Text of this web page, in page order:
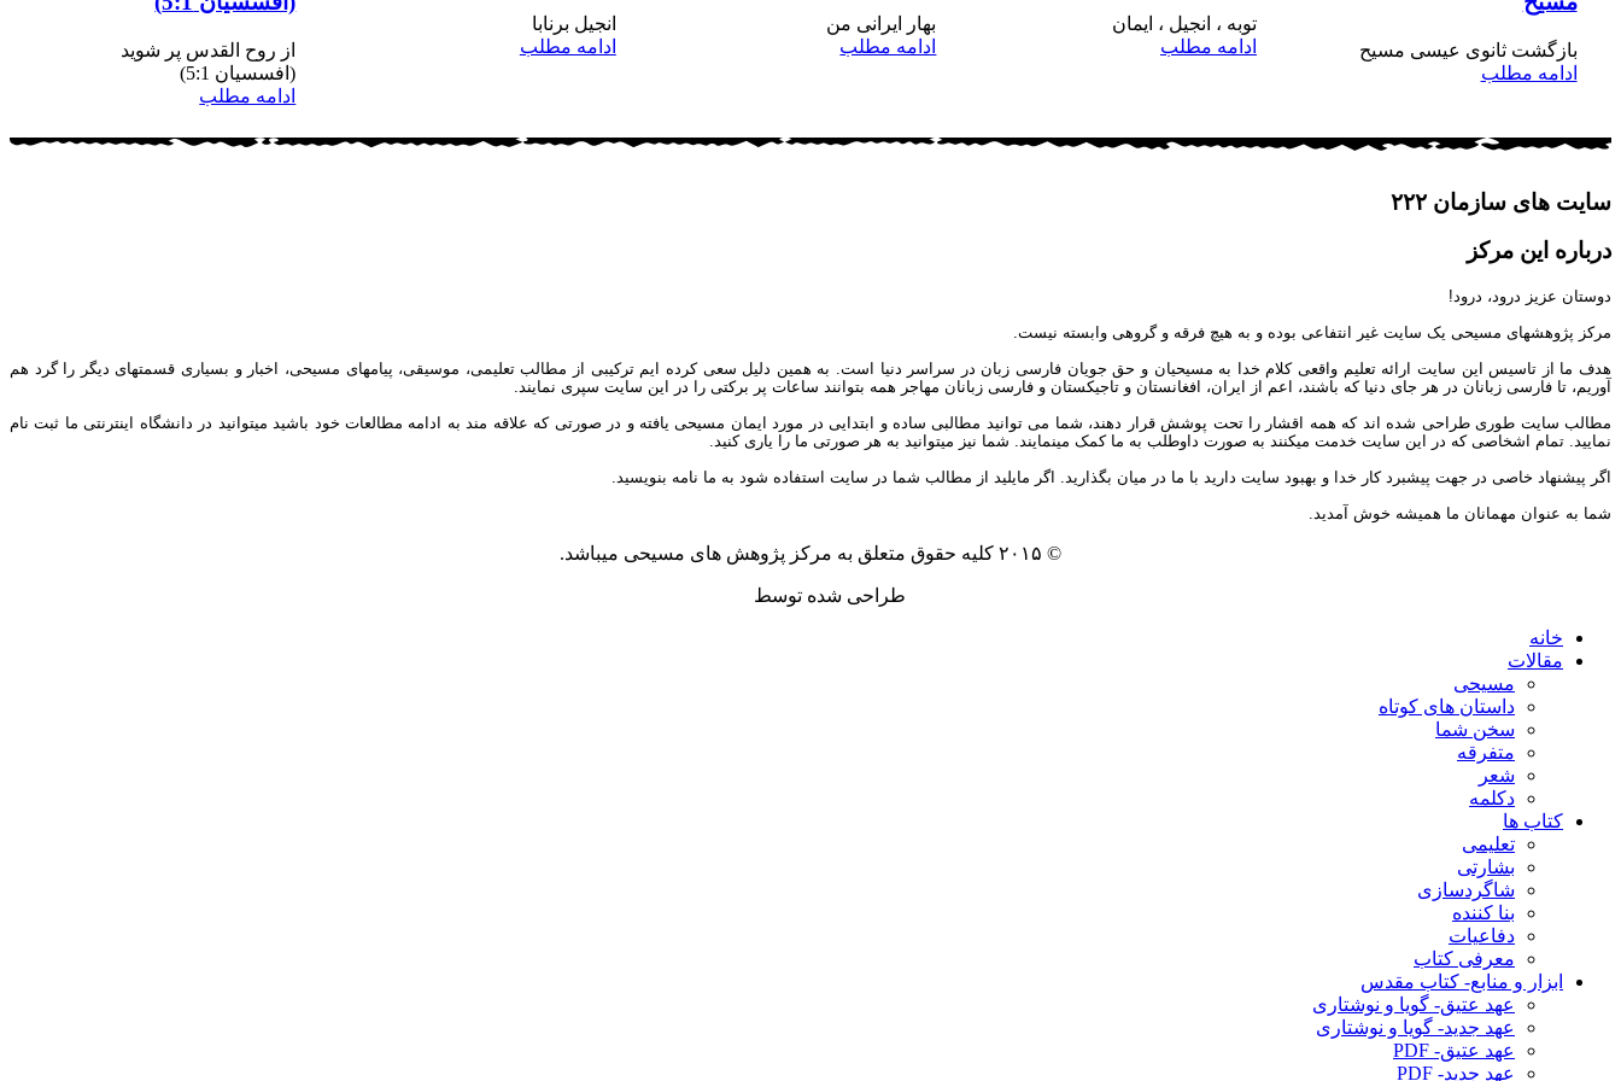
از روح القدس پر شوید
(افسسیان 5:1)
ادامه مطلب
انجیل برنابا
ادامه مطلب
بهار ایرانی من
ادامه مطلب
توبه ، انجیل ، ایمان
ادامه مطلب
بازگشت ثانوی عیسی مسیح
ادامه مطلب
سایت های سازمان ۲۲۲
درباره این مرکز
دوستان عزیز درود، درود!
مرکز پژوهشهای مسیحی یک سایت غیر انتفاعی بوده و به هیچ فرقه و گروهی وابسته نیست.
هدف ما از تاسیس این سایت ارائه تعلیم واقعی کلام خدا به مسیحیان و حق جویان فارسی زبان در سراسر دنیا است. به همین دلیل سعی کرده ایم ترکیبی از مطالب تعلیمی، موسیقی، پیامهای مسیحی، اخبار و بسیاری قسمتهای دیگر را گرد هم
آوریم، تا فارسی زبانان در هر جای دنیا که باشند، اعم از ایران، افغانستان و تاجیکستان و فارسی زبانان مهاجر همه بتوانند ساعات پر برکتی را در این سایت سپری نمایند.
مطالب سایت طوری طراحی شده اند که همه اقشار را تحت پوشش قرار دهند، شما می توانید مطالبی ساده و ابتدایی در مورد ایمان مسیحی یافته و در صورتی که علاقه مند به ادامه مطالعات خود باشید میتوانید در دانشگاه اینترنتی ما ثبت نام
نمایید. تمام اشخاصی که در این سایت خدمت میکنند به صورت داوطلب به ما کمک مینمایند. شما نیز میتوانید به هر صورتی ما را یاری کنید.
اگر پیشنهاد خاصی در جهت پیشبرد کار خدا و بهبود سایت دارید با ما در میان بگذارید. اگر مایلید از مطالب شما در سایت استفاده شود به ما نامه بنویسید.
شما به عنوان مهمانان ما همیشه خوش آمدید.
© ۲۰۱۵ کلیه حقوق متعلق به مرکز پژوهش های مسیحی میباشد.
طراحی شده توسط
خانه
مقالات
مسیحی
داستان های کوتاه
سخن شما
متفرقه
شعر
دکلمه
کتاب ها
تعلیمی
بشارتی
شاگردسازی
بنا کننده
دفاعیات
معرفی کتاب
ابزار و منابع- کتاب مقدس
عهد عتیق- گویا و نوشتاری
عهد جدید- گویا و نوشتاری
عهد عتیق- PDF
عهد جدید- PDF